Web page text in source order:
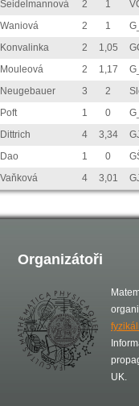
Seidelmannová 2 1
Waniová 2 1
Konvalinka 2 1,05
Mouleová 2 1,17
Neugebauer 3 2
Poft 1 0
Dittrich 4 3,34
Dao 1 0
Vaňková 4 3,01
Organizátoři
UK.